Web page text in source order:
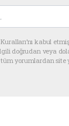
kabul
doğrudan veya
yorumlardan site